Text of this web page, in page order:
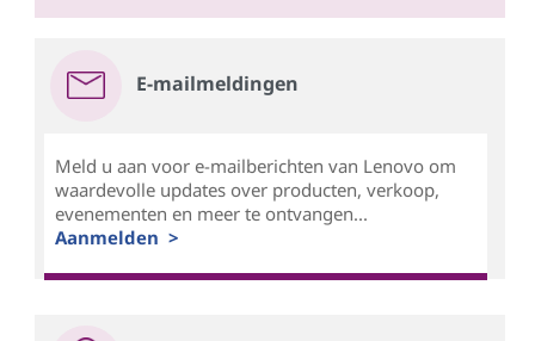
E-mailmeldingen
Meld u aan voor e-mailberichten van Lenovo om
waardevolle updates over producten, verkoop,
evenementen en meer te ontvangen...
Aanmelden >